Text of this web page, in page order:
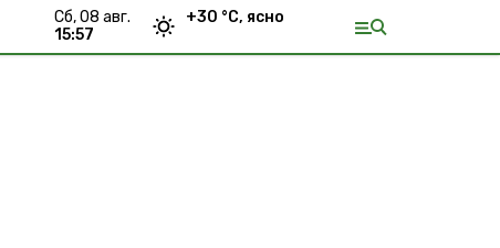
сб, 08 авг.
15:57
+30 °С, ясно